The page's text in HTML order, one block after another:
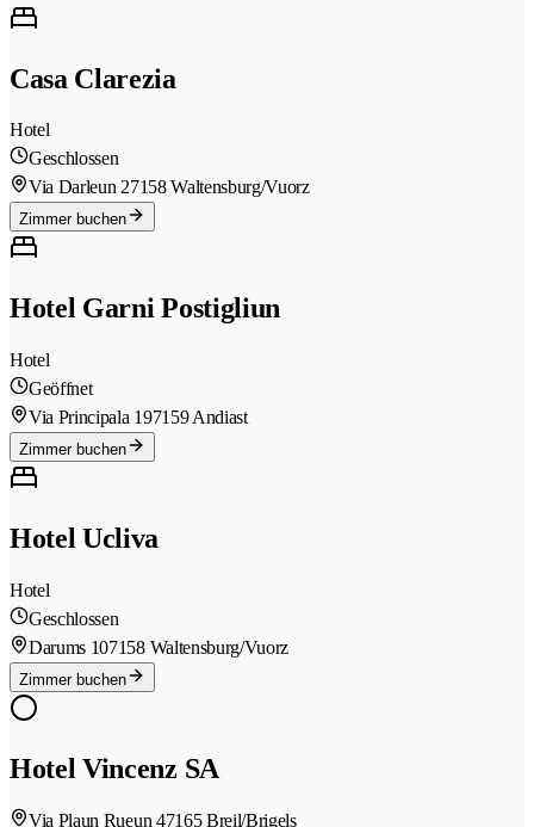
Casa Clarezia
Hotel
Geschlossen
Via Darleun 27158 Waltensburg/Vuorz
Zimmer buchen
Hotel Garni Postigliun
Hotel
Geöffnet
Via Principala 197159 Andiast
Zimmer buchen
Hotel Ucliva
Hotel
Geschlossen
Darums 107158 Waltensburg/Vuorz
Zimmer buchen
Hotel Vincenz SA
Via Plaun Rueun 47165 Breil/Brigels